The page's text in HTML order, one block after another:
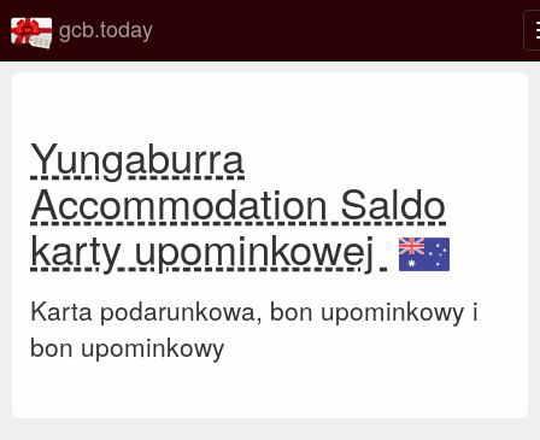
gcb.today
Yungaburra
Accommodation Saldo
karty upominkowej
Karta podarunkowa, bon upominkowy i
bon upominkowy